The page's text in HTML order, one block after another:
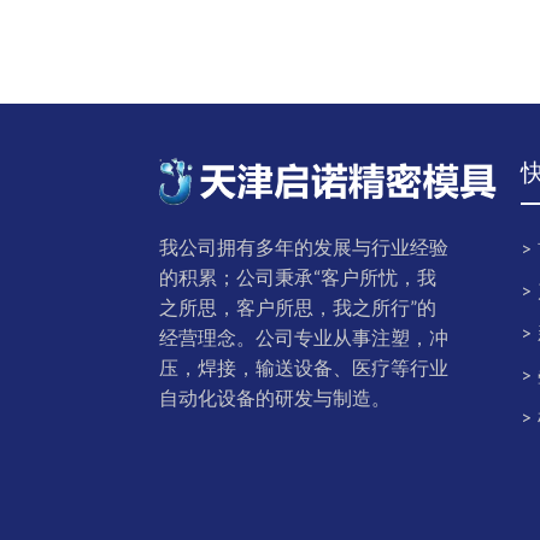
我公司拥有多年的发展与行业经验
的积累；公司秉承“客户所忧，我
之所思，客户所思，我之所行”的
经营理念。公司专业从事注塑，冲
压，焊接，输送设备、医疗等行业
自动化设备的研发与制造。